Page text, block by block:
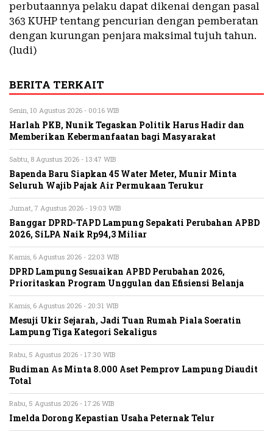
perbutaannya pelaku dapat dikenai dengan pasal
363 KUHP tentang pencurian dengan pemberatan
dengan kurungan penjara maksimal tujuh tahun.
(ludi)
BERITA TERKAIT
Senin, 10 Agustus 2026 - 00:16 WIB
Harlah PKB, Nunik Tegaskan Politik Harus Hadir dan
Memberikan Kebermanfaatan bagi Masyarakat
Sabtu, 8 Agustus 2026 - 13:47 WIB
Bapenda Baru Siapkan 45 Water Meter, Munir Minta
Seluruh Wajib Pajak Air Permukaan Terukur
Jumat, 7 Agustus 2026 - 19:03 WIB
Banggar DPRD-TAPD Lampung Sepakati Perubahan APBD
2026, SiLPA Naik Rp94,3 Miliar
Kamis, 6 Agustus 2026 - 22:03 WIB
DPRD Lampung Sesuaikan APBD Perubahan 2026,
Prioritaskan Program Unggulan dan Efisiensi Belanja
Kamis, 6 Agustus 2026 - 20:31 WIB
Mesuji Ukir Sejarah, Jadi Tuan Rumah Piala Soeratin
Lampung Tiga Kategori Sekaligus
Rabu, 5 Agustus 2026 - 17:30 WIB
Budiman As Minta 8.000 Aset Pemprov Lampung Diaudit
Total
Rabu, 5 Agustus 2026 - 17:26 WIB
Imelda Dorong Kepastian Usaha Peternak Telur